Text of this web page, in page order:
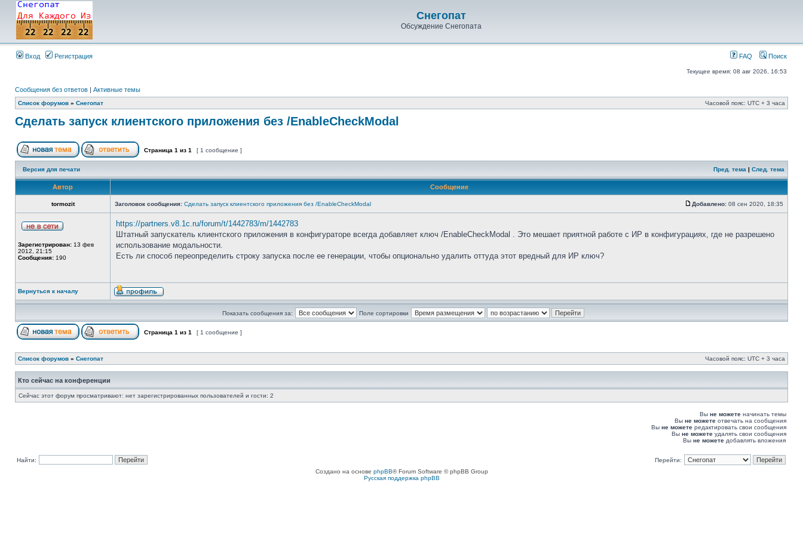
Снегопат
Обсуждение Снегопата
Вход Регистрация FAQ Поиск
Текущее время: 08 авг 2026, 16:53
Сообщения без ответов | Активные темы
Список форумов » Снегопат Часовой пояс: UTC + 3 часа
Cделать запуск клиентского приложения без /EnableCheckModal
Страница 1 из 1 [ 1 сообщение ]
Версия для печати Пред. тема | След. тема
Автор Сообщение
tormozit Заголовок сообщения: Cделать запуск клиентского приложения без /EnableCheckModal Добавлено: 08 сен 2020, 18:35
Зарегистрирован: 13 фев
2012, 21:15
Сообщения: 190
https://partners.v8.1c.ru/forum/t/1442783/m/1442783
Штатный запускатель клиентского приложения в конфигураторе всегда добавляет ключ /EnableCheckModal . Это мешает приятной работе с ИР в конфигурациях, где не разрешено
использование модальности.
Есть ли способ переопределить строку запуска после ее генерации, чтобы опционально удалить оттуда этот вредный для ИР ключ?
Вернуться к началу
Показать сообщения за: Поле сортировки
Страница 1 из 1 [ 1 сообщение ]
Список форумов » Снегопат Часовой пояс: UTC + 3 часа
Кто сейчас на конференции
Сейчас этот форум просматривают: нет зарегистрированных пользователей и гости: 2
Вы не можете начинать темы
Вы не можете отвечать на сообщения
Вы не можете редактировать свои сообщения
Вы не можете удалять свои сообщения
Вы не можете добавлять вложения
Найти:
Перейти:
Создано на основе phpBB® Forum Software © phpBB Group
Русская поддержка phpBB